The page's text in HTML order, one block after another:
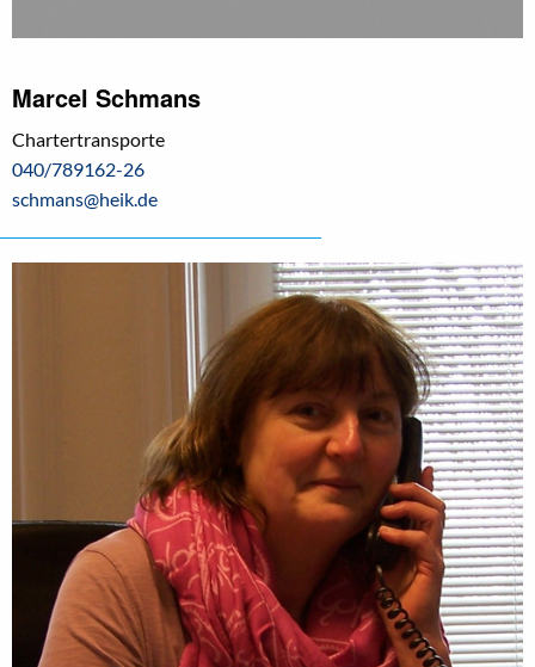
Marcel Schmans
Chartertransporte
040/789162-26
schmans@heik.de